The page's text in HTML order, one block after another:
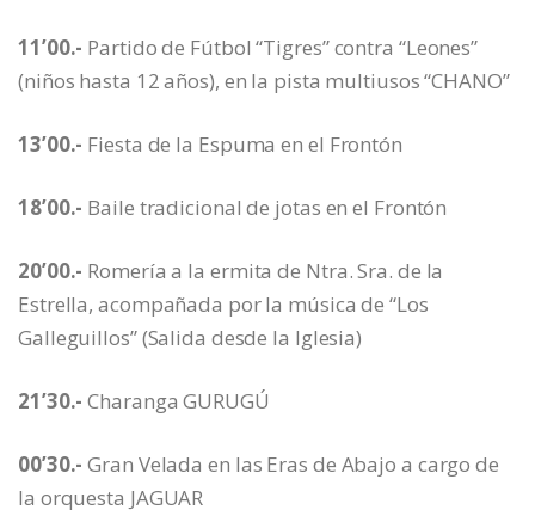
11’00.- Partido de Fútbol “Tigres” contra “Leones”
(niños hasta 12 años), en la pista multiusos “CHANO”
13’00.- Fiesta de la Espuma en el Frontón
18’00.- Baile tradicional de jotas en el Frontón
20’00.- Romería a la ermita de Ntra. Sra. de la
Estrella, acompañada por la música de “Los
Galleguillos” (Salida desde la Iglesia)
21’30.- Charanga GURUGÚ
00’30.- Gran Velada en las Eras de Abajo a cargo de
la orquesta JAGUAR